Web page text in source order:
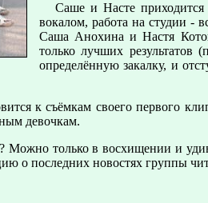
Саше и Насте приходится
вокалом, работа на студии -
Саша Анохина и Настя
только лучших
определённую закалку, и
к съёмкам своего первого
девочкам.
Можно только в восхищении и
о последних новостях группы